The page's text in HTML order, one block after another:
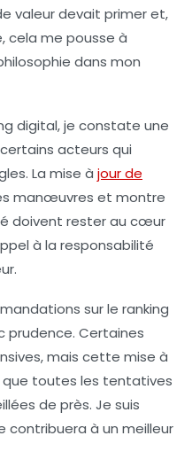
valeur devait primer et,
cela me pousse à
dans mon
digital, je constate une
acteurs qui
La mise à jour de
manœuvres et montre
doivent rester au cœur
à la responsabilité
sur le ranking
prudence. Certaines
mais cette mise à
que toutes les tentatives
de près. Je suis
à un meilleur